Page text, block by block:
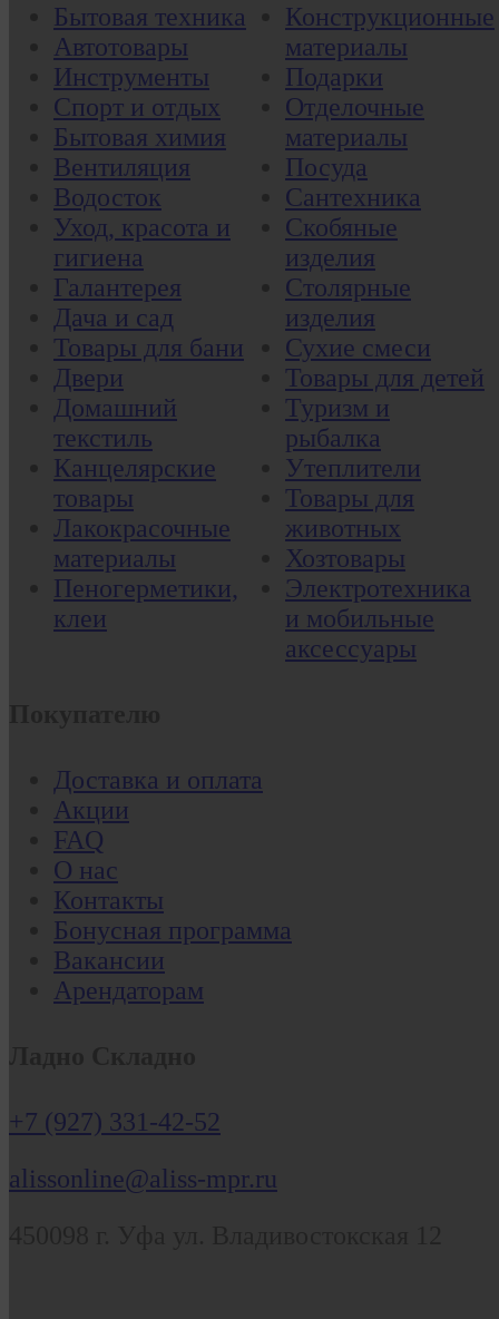
Бытовая техника
Автотовары
Инструменты
Спорт и отдых
Бытовая химия
Вентиляция
Водосток
Уход, красота и
гигиена
Галантерея
Дача и сад
Товары для бани
Двери
Домашний
текстиль
Канцелярские
товары
Лакокрасочные
материалы
Пеногерметики,
клеи
Конструкционные
материалы
Подарки
Отделочные
материалы
Посуда
Сантехника
Скобяные
изделия
Столярные
изделия
Сухие смеси
Товары для детей
Туризм и
рыбалка
Утеплители
Товары для
животных
Хозтовары
Электротехника
и мобильные
аксессуары
Доставка и оплата
Акции
FAQ
О нас
Контакты
Бонусная программа
Вакансии
Арендаторам
+7 (927) 331-42-52
alissonline@aliss-mpr.ru